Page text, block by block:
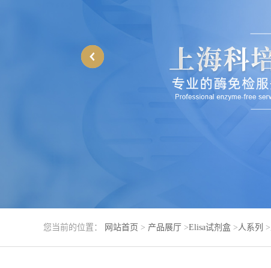
您当前的位置： 网站首页 > 产品展厅 >Elisa试剂盒 > 人系列 >